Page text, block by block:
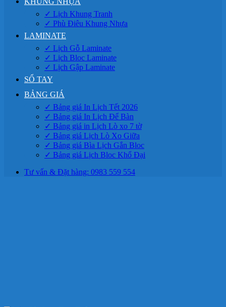
✓ Lịch Khung Tranh
✓ Phù Điêu Khung Nhựa
LAMINATE
✓ Lịch Gỗ Laminate
✓ Lịch Bloc Laminate
✓ Lịch Gập Laminate
SỔ TAY
BẢNG GIÁ
✓ Bảng giá In Lịch Tết 2026
✓ Bảng giá In Lịch Để Bàn
✓ Bảng giá in Lịch Lò xo 7 tờ
✓ Bảng giá Lịch Lò Xo Giữa
✓ Bảng giá Bìa Lịch Gắn Bloc
✓ Bảng giá Lịch Bloc Khổ Đại
Tư vấn & Đặt hàng: 0983 559 554